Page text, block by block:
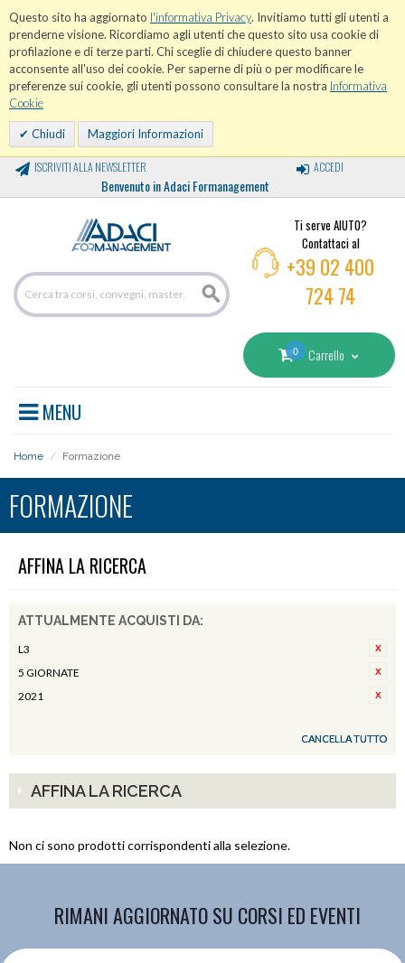
Questo sito ha aggiornato l'informativa Privacy. Invitiamo tutti gli utenti a
prenderne visione. Ricordiamo agli utenti che questo sito usa cookie di
profilazione e di terze parti. Chi sceglie di chiudere questo banner
acconsente all'uso dei cookie. Per saperne di più o per modificare le
preferenze sui cookie, gli utenti possono consultare la nostra Informativa
Cookie
Chiudi Maggiori Informazioni
ISCRIVITI ALLA NEWSLETTER
Benvenuto in Adaci Formanagement
ACCEDI
Ti serve AIUTO?
Contattaci al
+39 02 400
724 74
0 Carrello
MENU
Home / Formazione
FORMAZIONE
AFFINA LA RICERCA
ATTUALMENTE ACQUISTI DA:
L3
5 GIORNATE
2021
CANCELLA TUTTO
AFFINA LA RICERCA
Non ci sono prodotti corrispondenti alla selezione.
RIMANI AGGIORNATO SU CORSI ED EVENTI